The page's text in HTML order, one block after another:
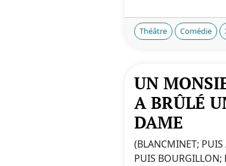
Théâtre Comédie
UN
A BRÛLÉ
DAME
(BLANCMINET;
PUIS BOURGILLON;